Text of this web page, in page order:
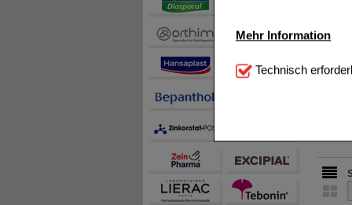
Mehr Information
Technisch
notwendig sind (z.B.
Diese
beispielsweise für
Inhalte anzuzeigen
Statistik & Tracking:
sammeln, mit deren
Technisch